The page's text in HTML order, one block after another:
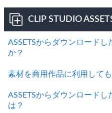
CLIP STUDIO
ASSETSからダウンロード
か？
素材を商用作品に利用して
ASSETSからダウンロード
は？